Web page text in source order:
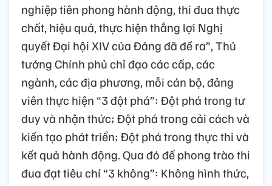
nghiệp tiên phong hành động, thi đua thực
chất, hiệu quả, thực hiện thắng lợi Nghị
quyết Đại hội XIV của Đảng đã đề ra”, Thủ
tướng Chính phủ chỉ đạo các cấp, các
ngành, các địa phương, mỗi cán bộ, đảng
viên thực hiện “3 đột phá”: Đột phá trong tư
duy và nhận thức; Đột phá trong cải cách và
kiến tạo phát triển; Đột phá trong thực thi và
kết quả hành động. Qua đó để phong trào thi
đua đạt tiêu chí “3 không”: Không hình thức,